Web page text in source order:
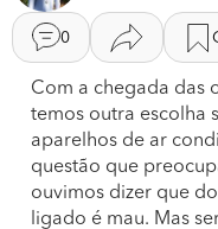
0
Com a chegada das
temos outra escolha
aparelhos de ar
questão que
ouvimos dizer que
ligado é mau. Mas